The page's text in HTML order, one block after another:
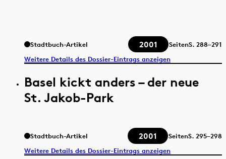
Stadtbuch-Artikel 2001 SeitenS. 288–291
Weitere Details des Dossier-Eintrags anzeigen
Basel kickt anders – der neue
St. Jakob-Park
Stadtbuch-Artikel 2001 SeitenS. 295–298
Weitere Details des Dossier-Eintrags anzeigen